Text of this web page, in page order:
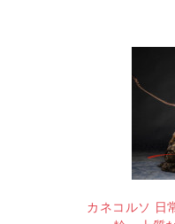
カネコルソ 日